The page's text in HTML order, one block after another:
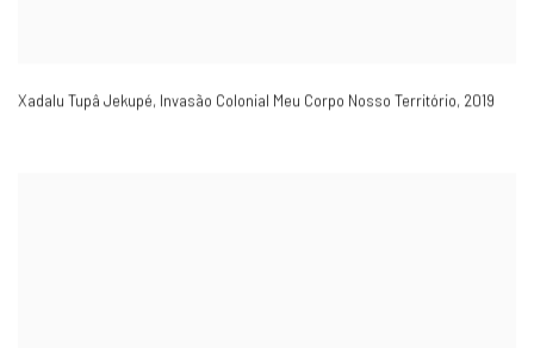
Xadalu Tupâ Jekupé, Invasão Colonial Meu Corpo Nosso Território, 2019